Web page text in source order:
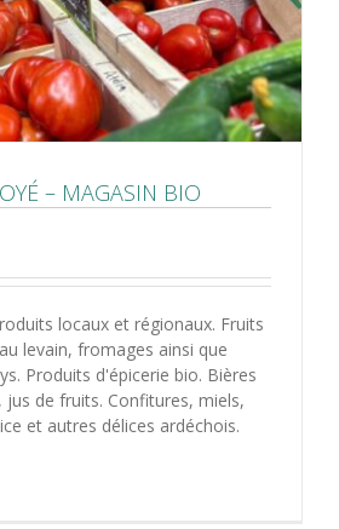
– MAGASIN BIO
locaux et régionaux. Fruits
levain, fromages ainsi que
Produits d'épicerie bio. Bières
jus de fruits. Confitures, miels,
et autres délices ardéchois.